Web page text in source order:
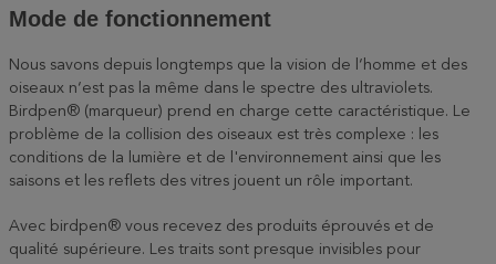
Mode de fonctionnement
Nous savons depuis longtemps que la vision de l‘homme et des
oiseaux n‘est pas la même dans le spectre des ultraviolets.
Birdpen® (marqueur) prend en charge cette caractéristique. Le
problème de la collision des oiseaux est très complexe : les
conditions de la lumière et de l'environnement ainsi que les
saisons et les reflets des vitres jouent un rôle important.
Avec birdpen® vous recevez des produits éprouvés et de
qualité supérieure. Les traits sont presque invisibles pour